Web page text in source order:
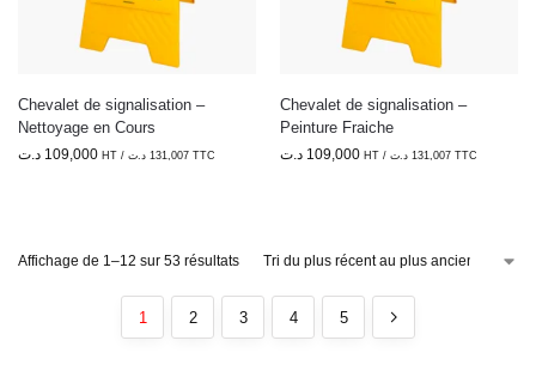
Chevalet de signalisation –
Nettoyage en Cours
109,000 د.ت HT / 131,007 د.ت TTC
Chevalet de signalisation –
Peinture Fraiche
109,000 د.ت HT / 131,007 د.ت TTC
Affichage de 1–12 sur 53 résultats
1 2 3 4 5